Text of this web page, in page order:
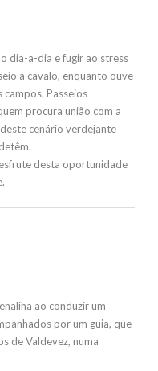
dia-a-dia e fugir ao stress
a cavalo, enquanto ouve
Passeios
procura união com a
cenário verdejante
desta oportunidade
ao conduzir um
por um guia, que
de Valdevez, numa